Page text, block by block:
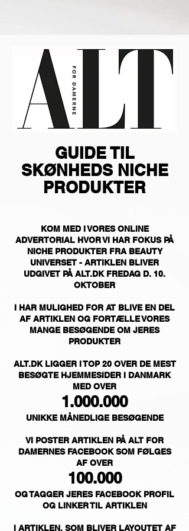
GUIDE TIL
SKØNHEDS NICHE
PRODUKTER
​KOM MED I VORES ONLINE
ADVERTORIAL HVOR VI HAR FOKUS PÅ
NICHE PRODUKTER FRA BEAUTY
UNIVERSET - ARTIKLEN BLIVER
UDGIVET PÅ ALT.DK FREDAG D. 10.
OKTOBER
I HAR MULIGHED FOR AT BLIVE EN DEL
AF ARTIKLEN OG FORTÆLLE VORES
MANGE BESØGENDE OM JERES
PRODUKTER
ALT.DK LIGGER I TOP 20 OVER DE MEST
BESØGTE HJEMMESIDER I DANMARK
MED OVER
1.000.000
UNIKKE MÅNEDLIGE BESØGENDE
VI POSTER ARTIKLEN PÅ ALT FOR
DAMERNES FACEBOOK SOM FØLGES
AF OVER
100.000
OG TAGGER JERES FACEBOOK PROFIL
OG LINKER TIL ARTIKLEN
I ARTIKLEN, SOM BLIVER LAYOUTET AF